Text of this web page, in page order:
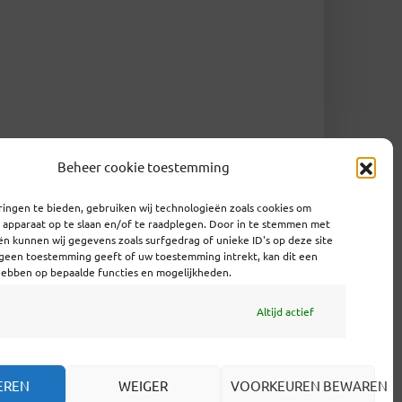
Beheer cookie toestemming
te bieden, gebruiken wij technologieën zoals cookies om
op te slaan en/of te raadplegen. Door in te stemmen met
kunnen wij gegevens zoals surfgedrag of unieke ID's op deze site
toestemming geeft of uw toestemming intrekt, kan dit een
op bepaalde functies en mogelijkheden.
Altijd actief
WEIGER VOORKEUREN BEWAREN